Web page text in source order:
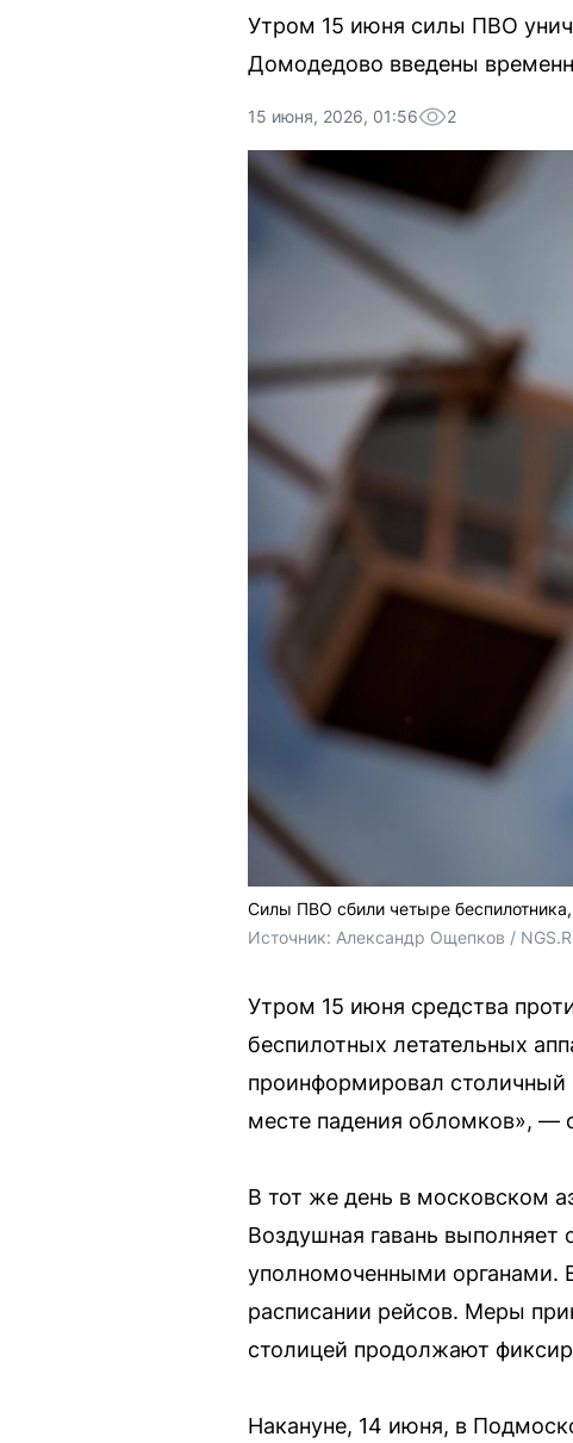
Утром 15 июня силы ПВО
Домодедово введены
15 июня, 2026, 01:56 2
Силы ПВО сбили четыре
Источник: Александр Ощепков /
Утром 15 июня средства
беспилотных летательных
проинформировал
месте падения обломков», —
В тот же день в московском
Воздушная гавань выполняет
уполномоченными органами.
расписании рейсов. Меры
столицей продолжают
Накануне, 14 июня, в